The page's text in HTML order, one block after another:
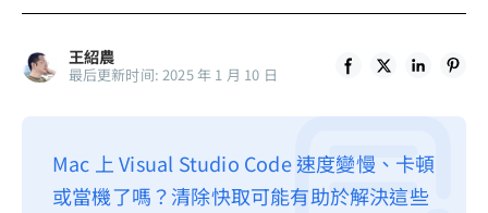
BuhoRepair
BuhoNTFS
關於我們
聯絡我們
王紹農
最后更新时间: 2025 年 1 月 10 日
Mac 上 Visual Studio Code 速度變慢、卡頓
或當機了嗎？清除快取可能有助於解決這些